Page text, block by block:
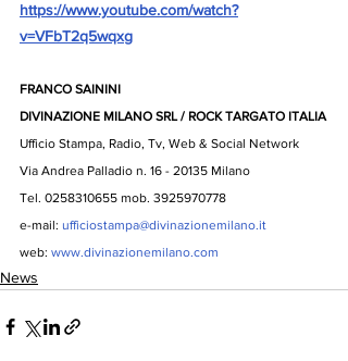
https://www.youtube.com/watch?
v=VFbT2q5wqxg
FRANCO SAININI
DIVINAZIONE MILANO SRL / ROCK TARGATO ITALIA
Ufficio Stampa, Radio, Tv, Web & Social Network
Via Andrea Palladio n. 16 - 20135 Milano
Tel. 0258310655 mob. 3925970778
e-mail: ufficiostampa@divinazionemilano.it
web: www.divinazionemilano.com
News